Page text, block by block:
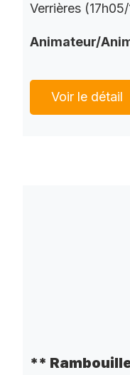
Verrières (17h05/
Animateur/
Voir le détail
**